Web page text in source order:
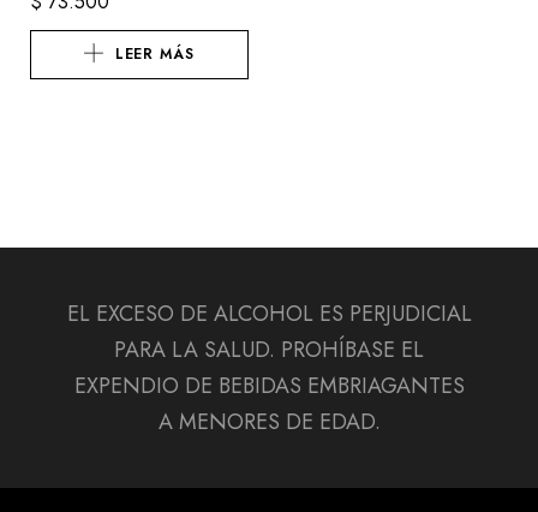
LEER MÁS
EL EXCESO DE ALCOHOL ES PERJUDICIAL
PARA LA SALUD. PROHÍBASE EL
EXPENDIO DE BEBIDAS EMBRIAGANTES
A MENORES DE EDAD.